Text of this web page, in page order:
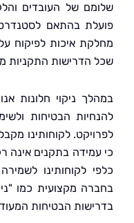
של העובדים והלקוחות
בהתאם לסטנדרטים
איכות לפיקוח על כל
התקניות מתקיימות.
ניקוי חלונות אנו
הבטיחות ולשימוש
לקוחותינו מקבלים
בתקנים אינה רק עניין
לקוחותינו לשמירה על
מקצועית כמו "ניקיון
הבטיחות המעודכנות